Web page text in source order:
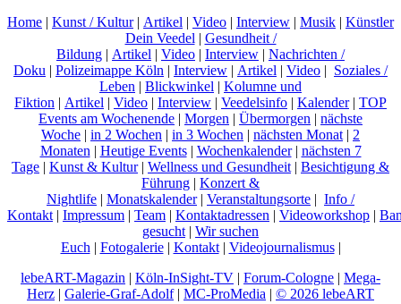
Home | Kunst / Kultur| Artikel | Video | Interview | Musik | Künstler
Dein Veedel | Gesundheit /
Bildung | Artikel | Video | Interview | Nachrichten /
Doku | Polizeimappe Köln | Interview | Artikel | Video | Soziales /
Leben | Blickwinkel | Kolumne und
Fiktion | Artikel | Video | Interview | Veedelsinfo | Kalender| TOP
Events am Wochenende | Morgen | Übermorgen | nächste
Woche | in 2 Wochen | in 3 Wochen | nächsten Monat | 2
Monaten | Heutige Events| Wochenkalender| nächsten 7
Tage | Kunst & Kultur| Wellness und Gesundheit | Besichtigung &
Führung | Konzert &
Nightlife | Monatskalender| Veranstaltungsorte | Info /
Kontakt | Impressum | Team | Kontaktadressen | Videoworkshop |
gesucht | Wir suchen
Euch | Fotogalerie| Kontakt| Videojournalismus|
lebeART-Magazin | Köln-InSight-TV | Forum-Cologne | Mega-
Herz | Galerie-Graf-Adolf| MC-ProMedia | © 2026 lebeART